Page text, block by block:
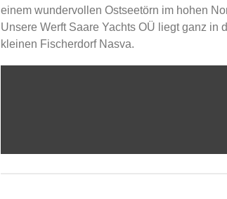
einem wundervollen Ostseetörn im hohen
Unsere Werft Saare Yachts OÜ liegt ganz in
kleinen Fischerdorf Nasva.